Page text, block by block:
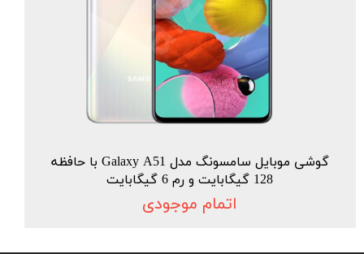
گوشی موبایل سامسونگ مدل Galaxy A51 با حافظه
128 گیگابایت و رم 6 گیگابایت
اتمام موجودی